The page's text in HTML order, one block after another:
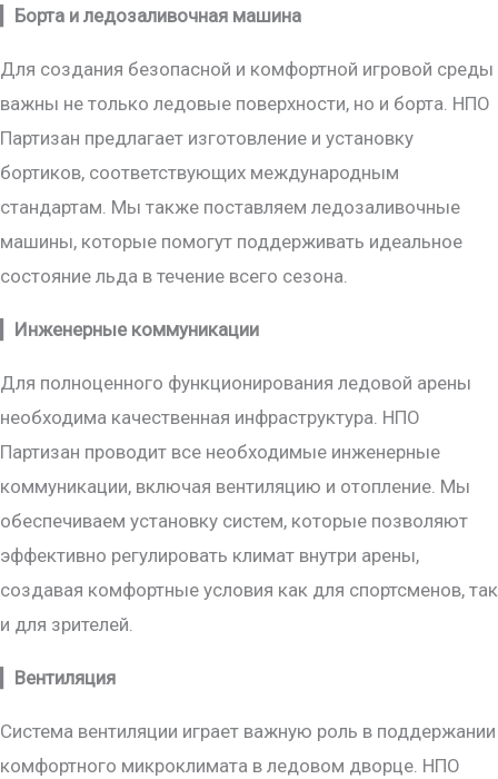
Борта и ледозаливочная машина
Для создания безопасной и комфортной игровой среды
важны не только ледовые поверхности, но и борта. НПО
Партизан предлагает изготовление и установку
бортиков, соответствующих международным
стандартам. Мы также поставляем ледозаливочные
машины, которые помогут поддерживать идеальное
состояние льда в течение всего сезона.
Инженерные коммуникации
Для полноценного функционирования ледовой арены
необходима качественная инфраструктура. НПО
Партизан проводит все необходимые инженерные
коммуникации, включая вентиляцию и отопление. Мы
обеспечиваем установку систем, которые позволяют
эффективно регулировать климат внутри арены,
создавая комфортные условия как для спортсменов, так
и для зрителей.
Вентиляция
Система вентиляции играет важную роль в поддержании
комфортного микроклимата в ледовом дворце. НПО